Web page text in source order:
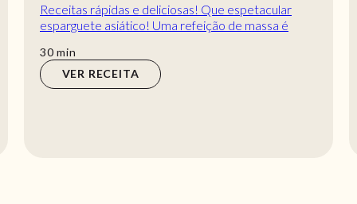
Receitas rápidas e deliciosas! Que espetacular
esparguete asiático! Uma refeição de massa é
a...
30min
min
VER RECEITA